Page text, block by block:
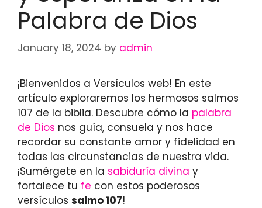
Palabra de Dios
January 18, 2024 by admin
¡Bienvenidos a Versículos web! En este
artículo exploraremos los hermosos salmos
107 de la biblia. Descubre cómo la palabra
de Dios nos guía, consuela y nos hace
recordar su constante amor y fidelidad en
todas las circunstancias de nuestra vida.
¡Sumérgete en la sabiduría divina y
fortalece tu fe con estos poderosos
versículos salmo 107!